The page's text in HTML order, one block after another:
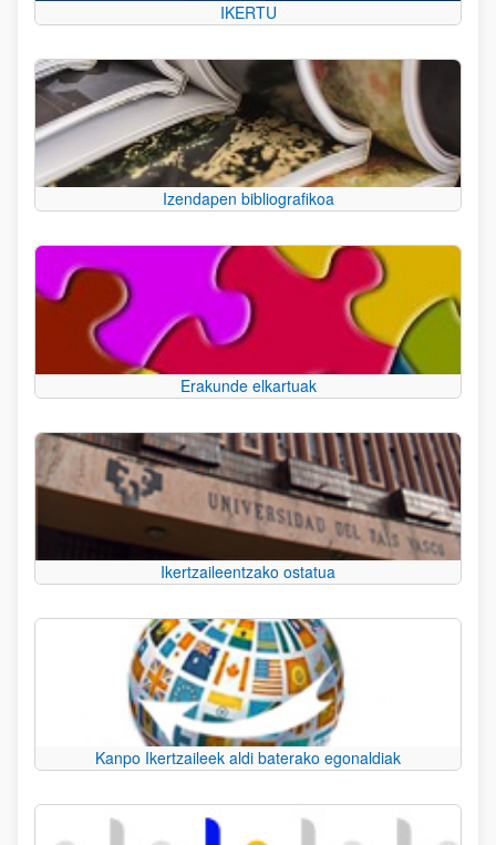
IKERTU
Izendapen bibliografikoa
Erakunde elkartuak
Ikertzaileentzako ostatua
Kanpo Ikertzaileek aldi baterako egonaldiak